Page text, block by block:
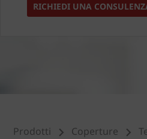
RICHIEDI UNA
Prodotti Coperture